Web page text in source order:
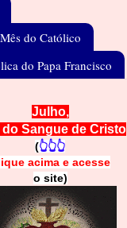
do Católico
do Papa Francisco
Julho,
do Sangue de Cristo
(👆👆👆
acima e acesse
o site)